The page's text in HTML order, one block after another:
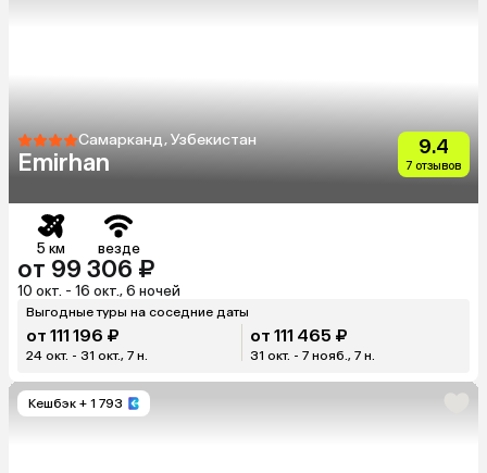
Самарканд, Узбекистан
Emirhan
9.4
7 отзывов
5 км везде
от 99 306 ₽
10 окт. - 16 окт., 6 ночей
Выгодные туры на соседние даты
от 111 196 ₽
24 окт. - 31 окт., 7 н.
от 111 465 ₽
31 окт. - 7 нояб., 7 н.
Кешбэк + 1 793